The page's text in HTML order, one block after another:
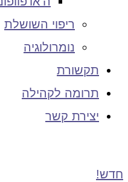
ריפוי השושלת
נומרולוגיה
תקשורת
תרומה לקהילה
יצירת קשר
חדש!